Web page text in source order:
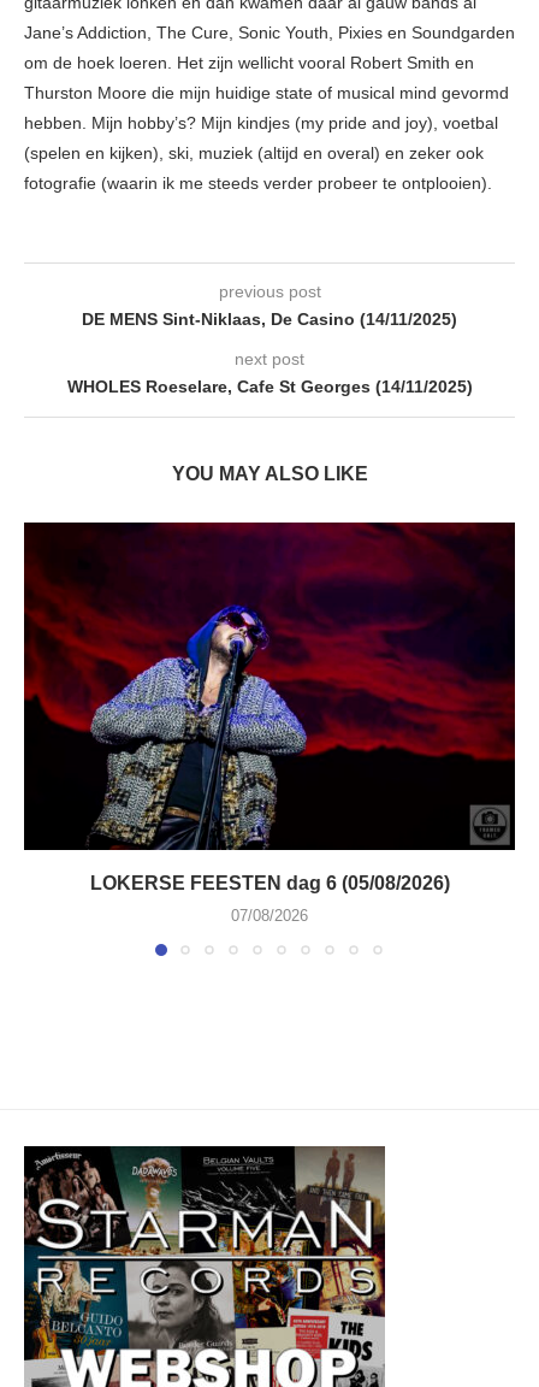
Jane’s Addiction, The Cure, Sonic Youth, Pixies en Soundgarden
om de hoek loeren. Het zijn wellicht vooral Robert Smith en
Thurston Moore die mijn huidige state of musical mind gevormd
hebben. Mijn hobby’s? Mijn kindjes (my pride and joy), voetbal
(spelen en kijken), ski, muziek (altijd en overal) en zeker ook
fotografie (waarin ik me steeds verder probeer te ontplooien).
previous post
DE MENS Sint-Niklaas, De Casino (14/11/2025)
next post
WHOLES Roeselare, Cafe St Georges (14/11/2025)
YOU MAY ALSO LIKE
LOKERSE FEESTEN dag 6 (05/08/2026)
07/08/2026